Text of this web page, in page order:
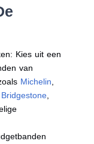
Kies uit een
van
Michelin
Bridgestone